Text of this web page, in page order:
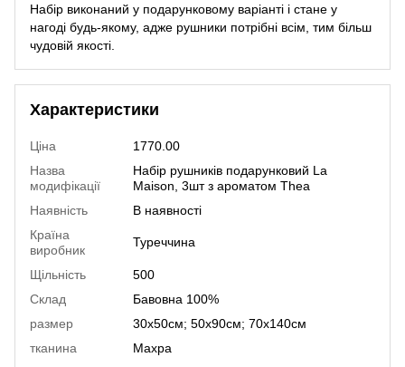
Набір виконаний у подарунковому варіанті і стане у
нагоді будь-якому, адже рушники потрібні всім, тим більш
чудовій якості.
Характеристики
Ціна
1770.00
Назва
модифікації
Набір рушників подарунковий La
Maison, 3шт з ароматом Thea
Наявність
В наявності
Країна
виробник
Туреччина
Щільність
500
Склад
Бавовна 100%
размер
30х50см; 50х90см; 70х140см
тканина
Махра